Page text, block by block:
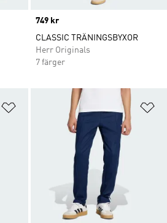
Price
749 kr
CLASSIC TRÄNINGSBYXOR
Herr Originals
7 färger
Lägg till på önskelistan